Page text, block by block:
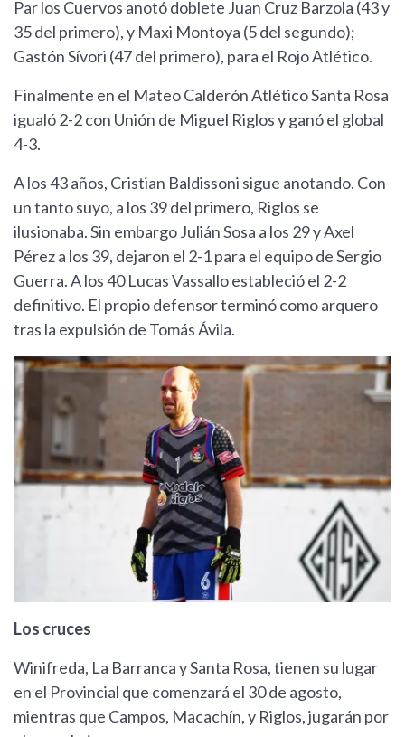
Par los Cuervos anotó doblete Juan Cruz Barzola (43 y
35 del primero), y Maxi Montoya (5 del segundo);
Gastón Sívori (47 del primero), para el Rojo Atlético.
Finalmente en el Mateo Calderón Atlético Santa Rosa
igualó 2-2 con Unión de Miguel Riglos y ganó el global
4-3.
A los 43 años, Cristian Baldissoni sigue anotando. Con
un tanto suyo, a los 39 del primero, Riglos se
ilusionaba. Sin embargo Julián Sosa a los 29 y Axel
Pérez a los 39, dejaron el 2-1 para el equipo de Sergio
Guerra. A los 40 Lucas Vassallo estableció el 2-2
definitivo. El propio defensor terminó como arquero
tras la expulsión de Tomás Ávila.
Los cruces
Winifreda, La Barranca y Santa Rosa, tienen su lugar
en el Provincial que comenzará el 30 de agosto,
mientras que Campos, Macachín, y Riglos, jugarán por